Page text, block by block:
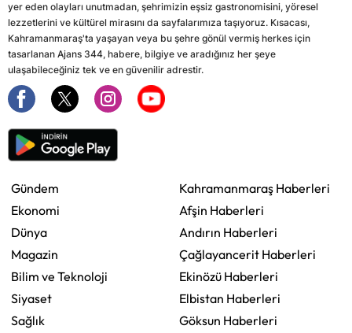
yer eden olayları unutmadan, şehrimizin eşsiz gastronomisini, yöresel
lezzetlerini ve kültürel mirasını da sayfalarımıza taşıyoruz. Kısacası,
Kahramanmaraş'ta yaşayan veya bu şehre gönül vermiş herkes için
tasarlanan Ajans 344, habere, bilgiye ve aradığınız her şeye
ulaşabileceğiniz tek ve en güvenilir adrestir.
Gündem
Ekonomi
Dünya
Magazin
Bilim ve Teknoloji
Siyaset
Sağlık
Kahramanmaraş Haberleri
Afşin Haberleri
Andırın Haberleri
Çağlayancerit Haberleri
Ekinözü Haberleri
Elbistan Haberleri
Göksun Haberleri